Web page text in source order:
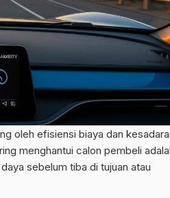
oleh efisiensi biaya dan
menghantui calon pembeli
sebelum tiba di tujuan atau